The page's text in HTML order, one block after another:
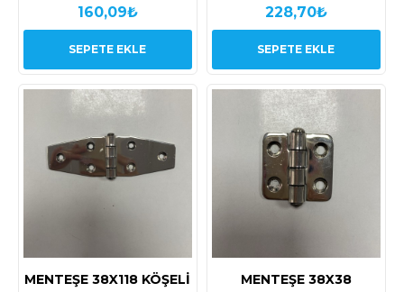
160,09₺
SEPETE EKLE
228,70₺
SEPETE EKLE
MENTEŞE 38X118 KÖŞELİ MENTEŞE 38X38